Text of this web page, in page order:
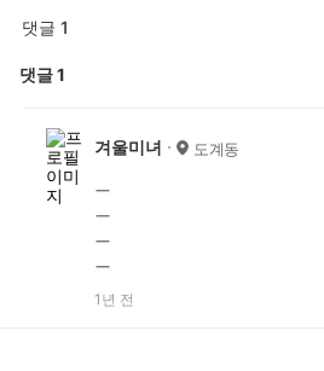
댓글 1
댓글1
겨울미녀 도계동
ㅡ
ㅡ
ㅡ
ㅡ
1년 전